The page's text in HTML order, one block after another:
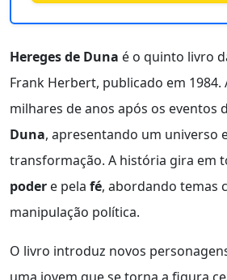
Hereges de Duna é o quinto livro
Frank Herbert, publicado em 1984.
milhares de anos após os eventos
Duna, apresentando um universo
transformação. A história gira em
poder e pela fé, abordando temas
manipulação política.
O livro introduz novos